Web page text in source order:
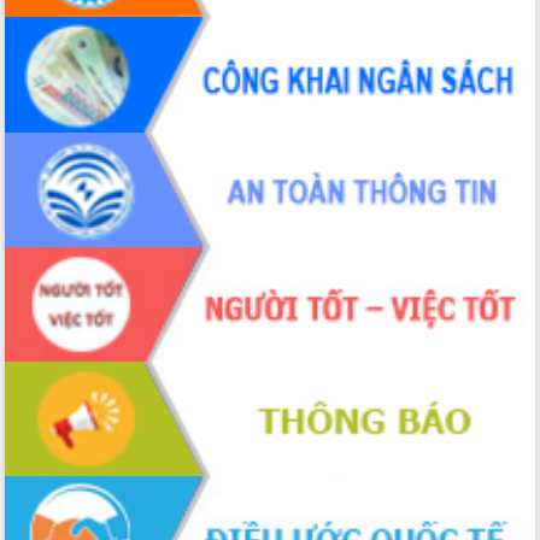
món ăn từ sầu riêng
Đắk Lắk công bố Quy hoạch và xúc
tiến đầu tư tỉnh
Ngành cá ngừ Đắk Lắk chủ động thích
ứng để giữ vững thị trường xuất khẩu
Diễn đàn Kinh tế tư nhân Việt Nam đột
phá cơ chế - Hợp tác công tư
Đề án 06 tạo bước ngoặt đột phá trong
cải cách hành chính tỉnh Đắk Lắk
Kết nối tour, đẩy mạnh chuyển đổi số
để phát triển du lịch Đắk Lắk
Khởi động Dự án Đầu tư xây dựng hạ
tầng kỹ thuật Cụm công nghiệp Tân
Gặp mặt các cơ quan báo chí nhân Kỷ
niệm 101 năm Ngày Báo chí Cách
mạng Việt Nam
Đắk Lắk sơ kết 4 năm triển khai thực
hiện Đề án 06 của Chính phủ
Họp báo thông tin về Hội nghị Công bố